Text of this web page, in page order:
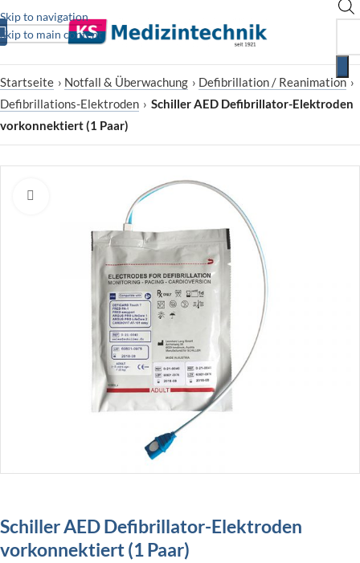
Skip to navigation
Skip to main content
Startseite › Notfall & Überwachung › Defibrillation / Reanimation ›
Defibrillations-Elektroden › Schiller AED Defibrillator-Elektroden
vorkonnektiert (1 Paar)
Zum Vergrößern klicken
Schiller AED Defibrillator-Elektroden
vorkonnektiert (1 Paar)